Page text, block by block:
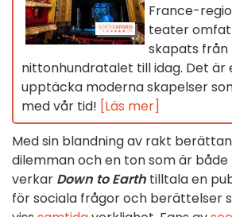
France-
teater
skapats
nittonhundratalet till idag. Det är
upptäcka moderna skapelser
med vår tid! [Läs mer]
Med sin blandning av rakt
dilemman och en ton som är
verkar Down to Earth tilltala en
för sociala frågor och berättelser